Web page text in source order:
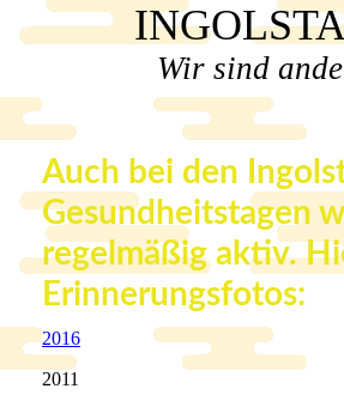
Wir sind
Auch bei den
Gesundheitstagen
regelmäßig aktiv.
Erinnerungsfotos:
2016
2011